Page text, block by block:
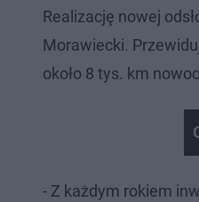
Realizację nowej
Morawiecki.
około 8 tys. km
- Z każdym rokiem